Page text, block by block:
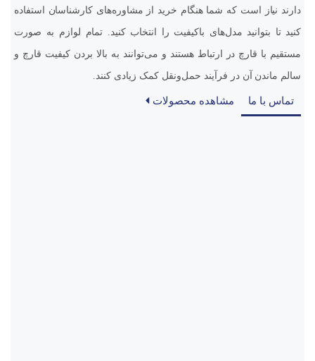
دارند نیاز است که شما هنگام خرید از مشاوره‌های کارشناسان استفاده
کنید تا بتوانید مدل‌های باکیفیت را انتخاب کنید. تمام لوازم به صورت
مستقیم با قارچ در ارتباط هستند و می‌توانند به بالا بردن کیفیت قارچ و
سالم ماندن آن در فرآیند حمل‌و‌نقل کمک زیادی کنند.
تماس با ما مشاهده محصولات